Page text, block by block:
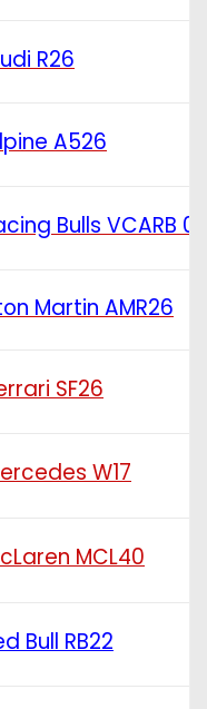
R26
A526
Bulls VCARB 03
Martin AMR26
SF26
W17
MCL40
Bull RB22